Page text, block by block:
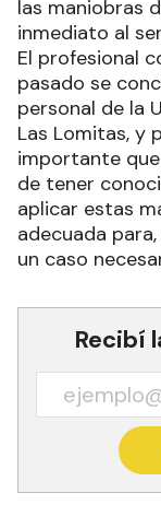
las maniobras
inmediato al
El profesional
pasado se
personal de la
Las Lomitas, y
importante
de tener
aplicar estas
adecuada
un caso
Recibí